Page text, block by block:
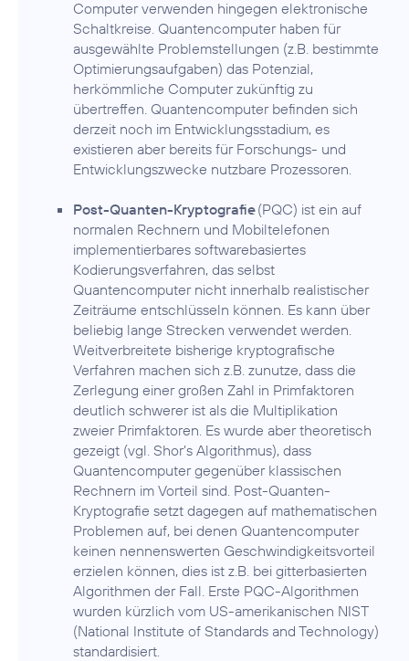
Computer verwenden hingegen elektronische
Schaltkreise. Quantencomputer haben für
ausgewählte Problemstellungen (z.B. bestimmte
Optimierungsaufgaben) das Potenzial,
herkömmliche Computer zukünftig zu
übertreffen. Quantencomputer befinden sich
derzeit noch im Entwicklungsstadium, es
existieren aber bereits für Forschungs- und
Entwicklungszwecke nutzbare Prozessoren.
Post-Quanten-Kryptografie(PQC) ist ein auf
normalen Rechnern und Mobiltelefonen
implementierbares softwarebasiertes
Kodierungsverfahren, das selbst
Quantencomputer nicht innerhalb realistischer
Zeiträume entschlüsseln können. Es kann über
beliebig lange Strecken verwendet werden.
Weitverbreitete bisherige kryptografische
Verfahren machen sich z.B. zunutze, dass die
Zerlegung einer großen Zahl in Primfaktoren
deutlich schwerer ist als die Multiplikation
zweier Primfaktoren. Es wurde aber theoretisch
gezeigt (vgl. Shor’s Algorithmus), dass
Quantencomputer gegenüber klassischen
Rechnern im Vorteil sind. Post-Quanten-
Kryptografie setzt dagegen auf mathematischen
Problemen auf, bei denen Quantencomputer
keinen nennenswerten Geschwindigkeitsvorteil
erzielen können, dies ist z.B. bei gitterbasierten
Algorithmen der Fall. Erste PQC-Algorithmen
wurden kürzlich vom US-amerikanischen NIST
(National Institute of Standards and Technology)
standardisiert.